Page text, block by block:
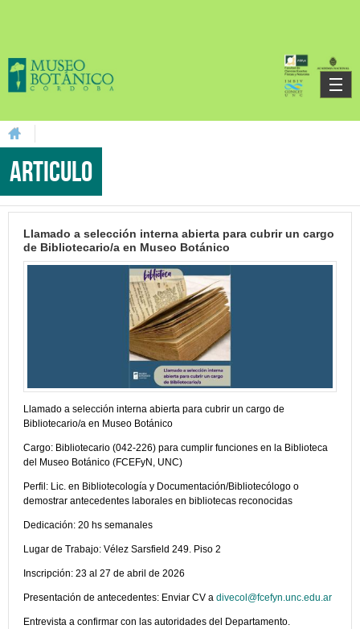
You are here
Articulo
Llamado a selección interna abierta para cubrir un cargo
de Bibliotecario/a en Museo Botánico
Llamado a selección interna abierta para cubrir un cargo de
Bibliotecario/a en Museo Botánico
Cargo: Bibliotecario (042-226) para cumplir funciones en la Biblioteca
del Museo Botánico (FCEFyN, UNC)
Perfil: Lic. en Bibliotecología y Documentación/Bibliotecólogo o
demostrar antecedentes laborales en bibliotecas reconocidas
Dedicación: 20 hs semanales
Lugar de Trabajo: Vélez Sarsfield 249. Piso 2
Inscripción: 23 al 27 de abril de 2026
Presentación de antecedentes: Enviar CV a divecol@fcefyn.unc.edu.ar
Entrevista a confirmar con las autoridades del Departamento.